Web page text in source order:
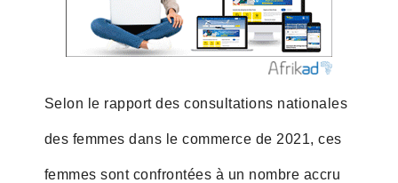
Selon le rapport des consultations nationales
des femmes dans le commerce de 2021, ces
femmes sont confrontées à un nombre accru